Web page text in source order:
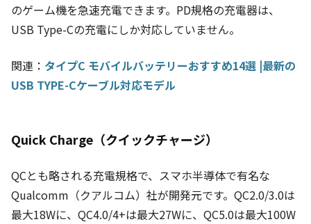
のゲーム機を急速充電できます。PD規格の充電器は、
USB Type-Cの充電にしか対応していません。
関連： タイプC モバイルバッテリーおすすめ14選 |最新の
USB TYPE-Cケーブル対応モデル
Quick Charge（クイックチャージ）
QCとも略される充電規格で、スマホ半導体で有名な
Qualcomm（クアルコム）社が開発元です。QC2.0/3.0は
最大18Wに、QC4.0/4+は最大27Wに、QC5.0は最大100W